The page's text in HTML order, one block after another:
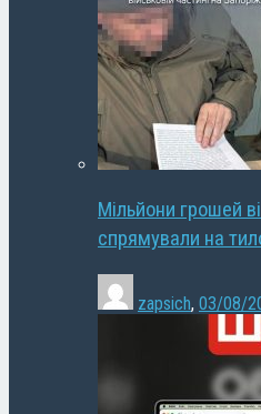
Мільйони грошей
спрямували на
zapsich, 03/08/